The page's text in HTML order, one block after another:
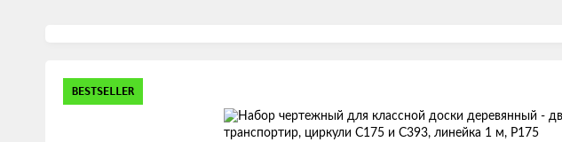
товаров
BESTSELLER